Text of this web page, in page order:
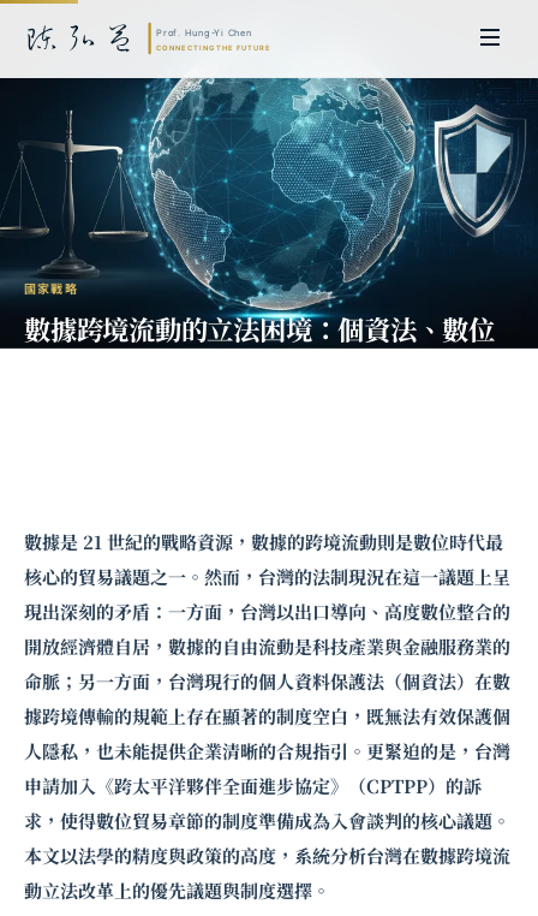
國家戰略
數據跨境流動的立法困境：個資法、數位
數據是 21 世紀的戰略資源，數據的跨境流動則是數位時代最
核心的貿易議題之一。然而，台灣的法制現況在這一議題上呈
現出深刻的矛盾：一方面，台灣以出口導向、高度數位整合的
開放經濟體自居，數據的自由流動是科技產業與金融服務業的
命脈；另一方面，台灣現行的個人資料保護法（個資法）在數
據跨境傳輸的規範上存在顯著的制度空白，既無法有效保護個
人隱私，也未能提供企業清晰的合規指引。更緊迫的是，台灣
申請加入《跨太平洋夥伴全面進步協定》（CPTPP）的訴
求，使得數位貿易章節的制度準備成為入會談判的核心議題。
本文以法學的精度與政策的高度，系統分析台灣在數據跨境流
動立法改革上的優先議題與制度選擇。